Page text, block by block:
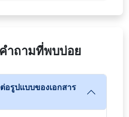
ำถามที่พบบ่อย
อรูปแบบของเอกสาร